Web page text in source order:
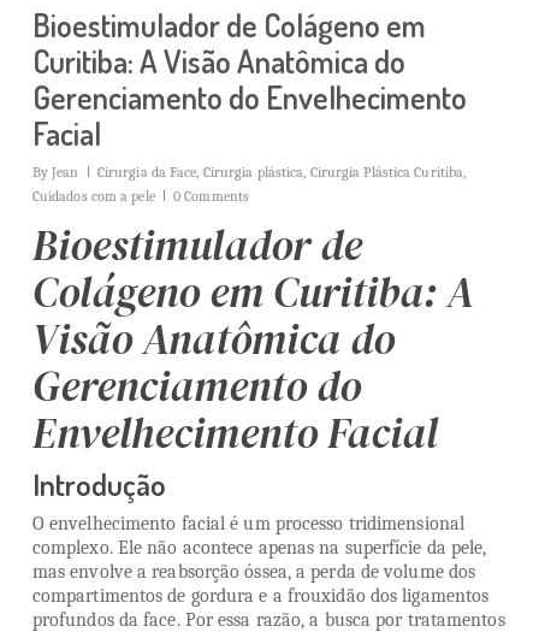
Bioestimulador de Colágeno em
Curitiba: A Visão Anatômica do
Gerenciamento do Envelhecimento
Facial
By Jean Cirurgia da Face, Cirurgia plástica, Cirurgia Plástica Curitiba,
Cuidados com a pele
0 Comments
Bioestimulador de
Colágeno em Curitiba: A
Visão Anatômica do
Gerenciamento do
Envelhecimento Facial
Introdução
O envelhecimento facial é um processo tridimensional
complexo. Ele não acontece apenas na superfície da pele,
mas envolve a reabsorção óssea, a perda de volume dos
compartimentos de gordura e a frouxidão dos ligamentos
profundos da face. Por essa razão, a busca por tratamentos